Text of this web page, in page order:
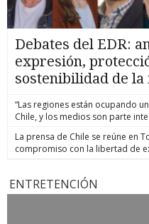
Debates del EDR:
expresión,
sostenibilidad de
“Las regiones están ocupando
Chile, y los medios son parte
La prensa de Chile se reúne en
compromiso con la libertad de
ENTRETENCIÓN